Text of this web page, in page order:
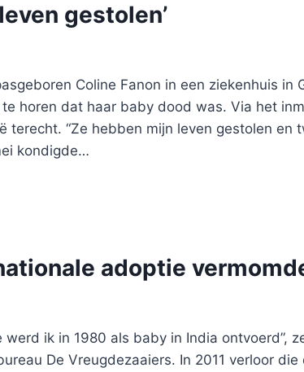
gestolen’
Coline Fanon in een ziekenhuis in
horen dat haar baby dood was. Via het
terecht. “Ze hebben mijn leven gestolen en
kondigde…
adoptie
ik in 1980 als baby in India ontvoerd”,
De Vreugdezaaiers. In 2011 verloor